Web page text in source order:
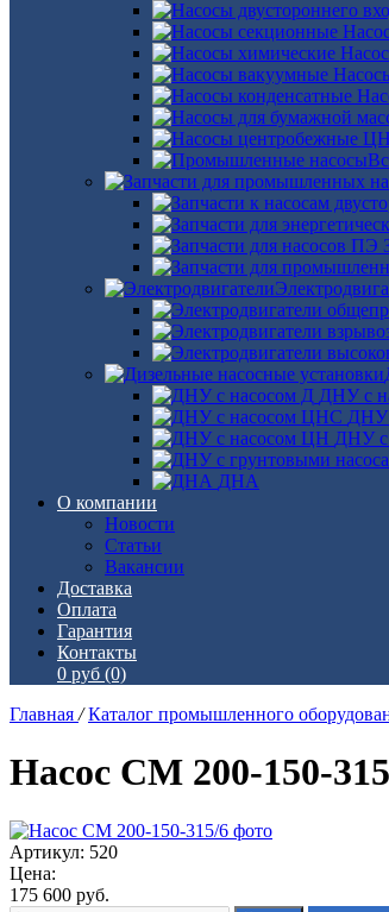
ДНУ с
ДНУ
ДНУ с
ДНА
О компании
Новости
Статьи
Вакансии
Доставка
Оплата
Гарантия
Контакты
0 руб (0)
Главная / Каталог промышленного
Насос СМ 200-150-
Артикул: 520
Цена:
175 600 руб.